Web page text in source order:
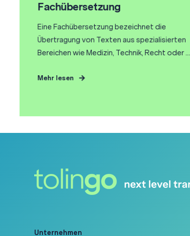
Fachübersetzung
Eine Fachübersetzung bezeichnet die
Übertragung von Texten aus spezialisierten
Bereichen wie Medizin, Technik, Recht oder ...
Mehr lesen
Unternehmen